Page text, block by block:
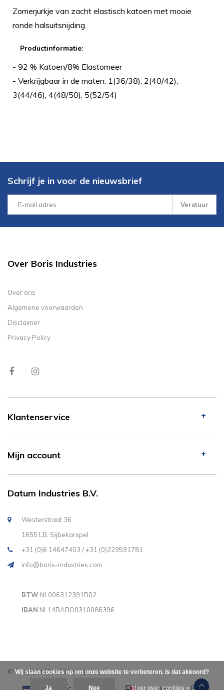
Zomerjurkje van zacht elastisch katoen met mooie
ronde halsuitsnijding.
Productinformatie:
- 92 % Katoen/8% Elastomeer
- Verkrijgbaar in de maten: 1(36/38), 2(40/42),
3(44/46), 4(48/50), 5(52/54)
Schrijf je in voor de nieuwsbrief
Verstuur
Over Boris Industries
Over ons
Algemene voorwaarden
Disclaimer
Privacy Policy
Klantenservice
Mijn account
Datum Industries B.V.
Westerstraat 36
1655 LB, Sijbekarspel
+31 (0)6 14647403 / +31 (0)229591781
info@boris-industries.com
BTW NL006312391B02
IBAN NL14RABO0310086396
© Copyright 2026|Sitemap
Wij slaan cookies op om onze website te verbeteren. Is dat akkoord?
Ja Nee Meer over cookies »